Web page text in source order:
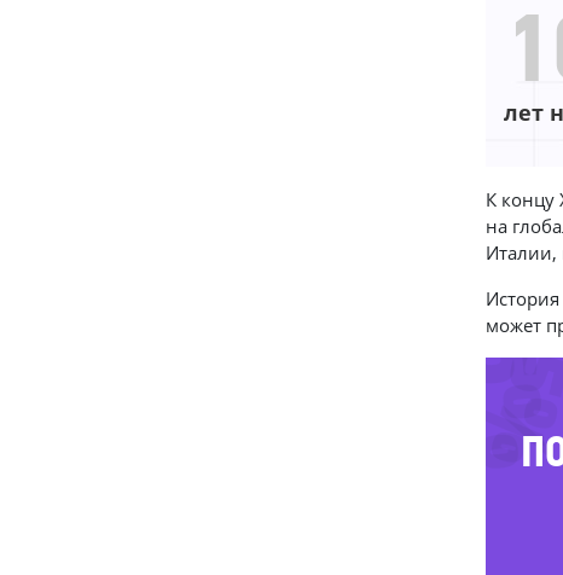
лет
К концу
на
Италии,
может
-
-